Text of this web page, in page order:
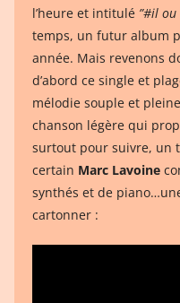
l’heure et intitulé ”#il ou
temps, un futur album
année. Mais revenons
d’abord ce single et
mélodie souple et
chanson légère qui
surtout pour suivre, un
certain Marc Lavoine
synthés et de
cartonner :